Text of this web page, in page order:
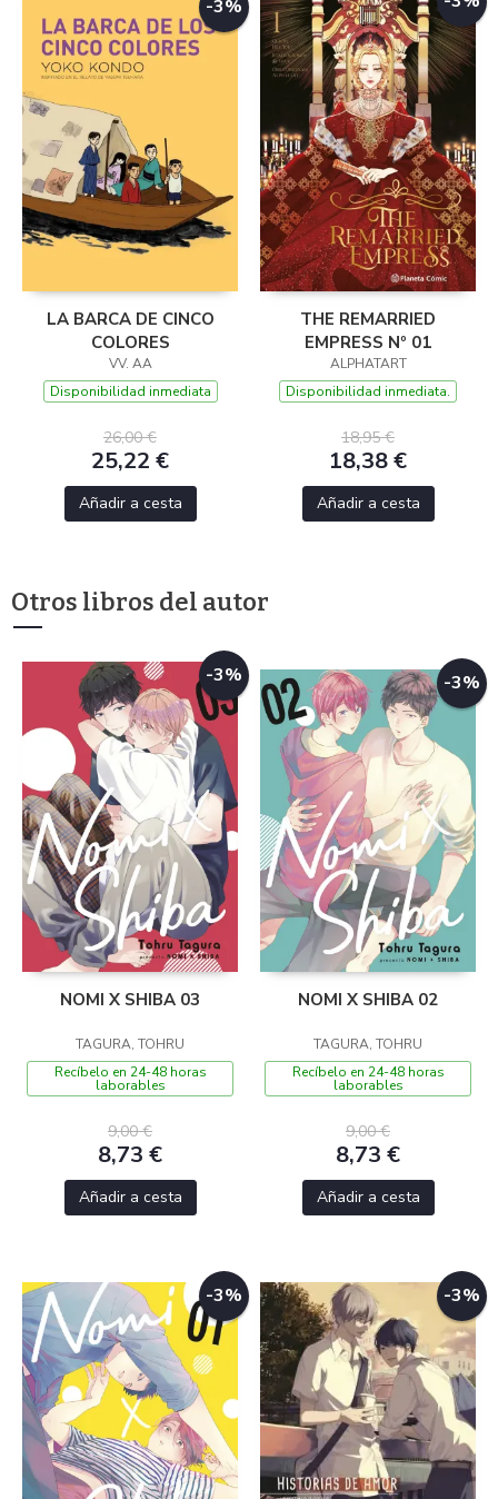
-3%
LA BARCA DE CINCO
COLORES
VV. AA
Disponibilidad inmediata
26,00 €
25,22 €
Añadir a cesta
THE REMARRIED
EMPRESS Nº 01
ALPHATART
Disponibilidad inmediata.
18,95 €
18,38 €
Añadir a cesta
Otros libros del autor
-3%
NOMI X SHIBA 03
TAGURA, TOHRU
Recíbelo en 24-48 horas
laborables
9,00 €
8,73 €
Añadir a cesta
-3%
NOMI X SHIBA 02
TAGURA, TOHRU
Recíbelo en 24-48 horas
laborables
9,00 €
8,73 €
Añadir a cesta
-3% -3%